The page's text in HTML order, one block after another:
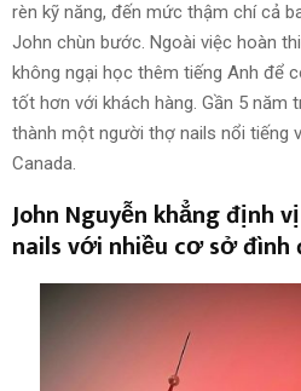
rèn kỹ năng, đến mức thậm chí cả
John chùn bước. Ngoài việc hoàn
không ngại học thêm tiếng Anh để
tốt hơn với khách hàng. Gần 5 năm
thành một người thợ nails nổi tiếng
Canada.
John Nguyễn khẳng định
nails với nhiều cơ sở đình